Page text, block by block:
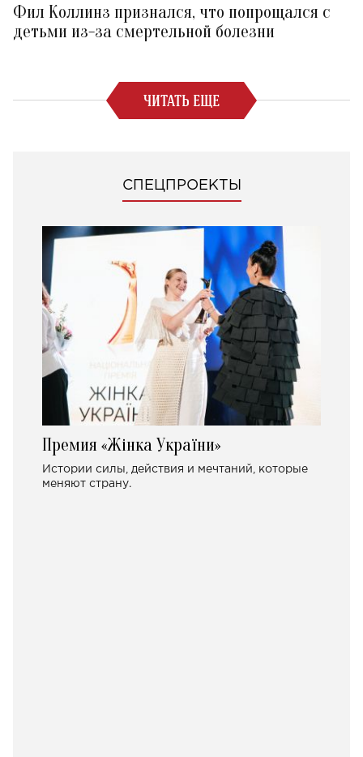
Фил Коллинз признался, что попрощался с
детьми из-за смертельной болезни
ЧИТАТЬ ЕЩЕ
СПЕЦПРОЕКТЫ
Премия «Жінка України»
Истории силы, действия и мечтаний, которые
меняют страну.